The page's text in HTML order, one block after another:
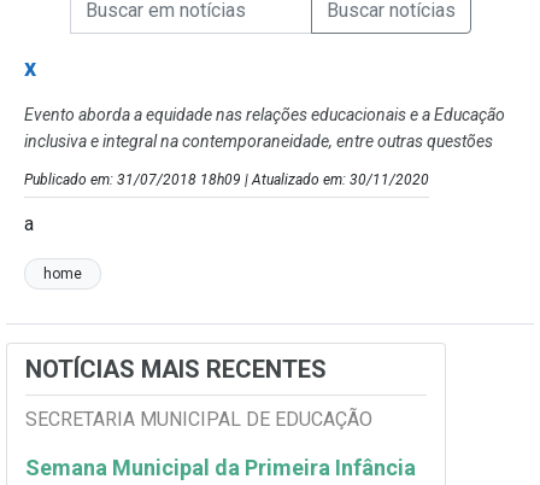
Campo de Busca de Notícias
x
Evento aborda a equidade nas relações educacionais e a Educação
inclusiva e integral na contemporaneidade, entre outras questões
Publicado em: 31/07/2018 18h09 | Atualizado em: 30/11/2020
a
home
NOTÍCIAS MAIS RECENTES
SECRETARIA MUNICIPAL DE EDUCAÇÃO
Semana Municipal da Primeira Infância